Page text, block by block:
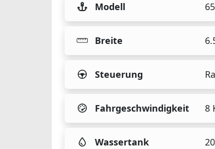
Modell
Breite
Steuerung
Fahrgeschwindigkeit 8
Wassertank